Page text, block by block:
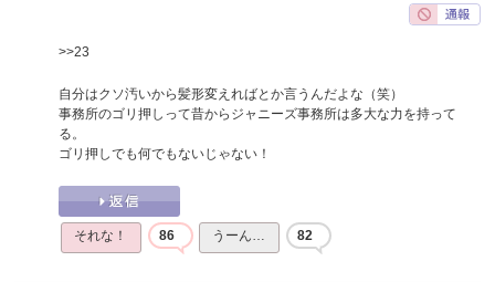
>>23
自分はクソ汚いから髪形変えればとか言うんだよな（笑）
事務所のゴリ押しって昔からジャニーズ事務所は多大な力を持って
る。
ゴリ押しでも何でもないじゃない！
それな！ 86 うーん… 82